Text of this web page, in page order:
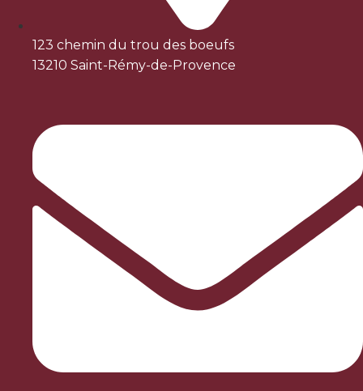
123 chemin du trou des boeufs
13210 Saint-Rémy-de-Provence